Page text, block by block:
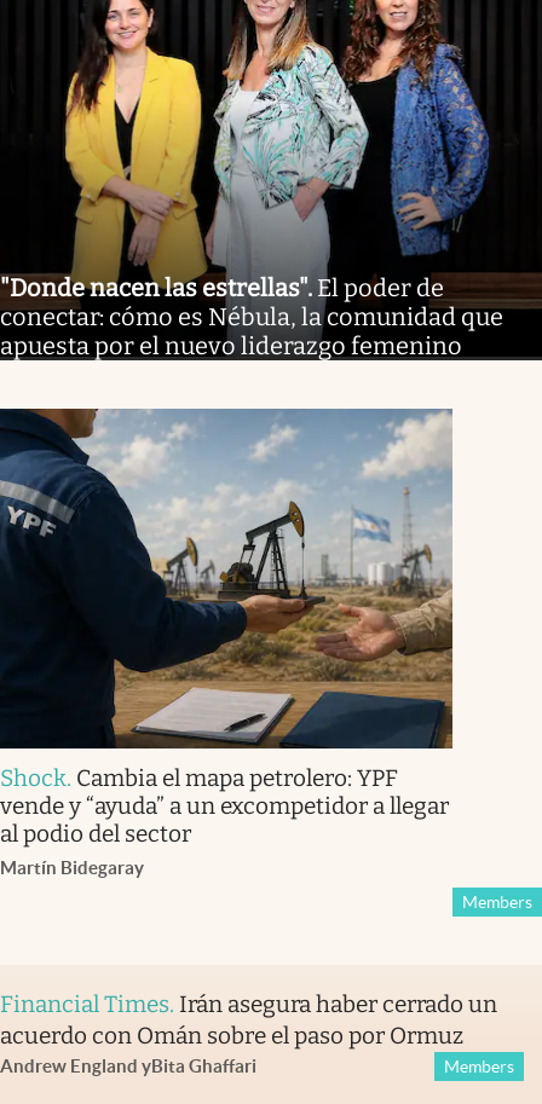
"Donde nacen las estrellas". El poder de
conectar: cómo es Nébula, la comunidad que
apuesta por el nuevo liderazgo femenino
Shock. Cambia el mapa petrolero: YPF
vende y “ayuda” a un excompetidor a llegar
al podio del sector
Martín Bidegaray
Members
Financial Times. Irán asegura haber cerrado un
acuerdo con Omán sobre el paso por Ormuz
Andrew England yBita Ghaffari Members